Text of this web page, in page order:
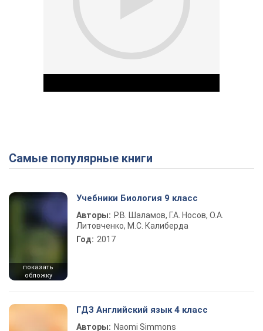
Play Video
Самые популярные книги
показать
обложку
Учебники Биология 9 класс
Авторы: Р.В. Шаламов, Г.А. Носов, О.А.
Литовченко, М.С. Калиберда
Год: 2017
ГДЗ Английский язык 4 класс
Авторы: Naomi Simmons